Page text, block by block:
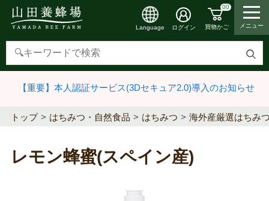
検
す
Language ログイン
00
買物かご メニュー
【重要】本人認証サービス(3Dセキュア2.0)導入のお知らせ
トップ はちみつ・自然食品 はちみつ 海外産厳選はちみ
レモン蜂蜜(スペイン産)